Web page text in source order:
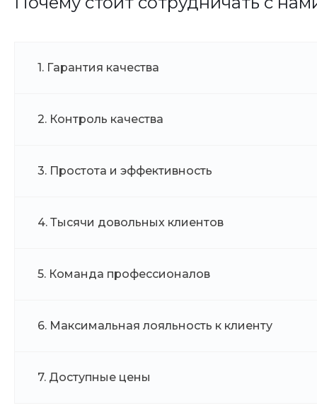
1. Гарантия качества
2. Контроль качества
3. Простота и эффективность
4. Тысячи довольных клиентов
5. Команда профессионалов
6. Максимальная лояльность к клиенту
7. Доступные цены